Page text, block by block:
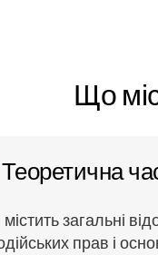
Що
Теоретична
загальні
прав і